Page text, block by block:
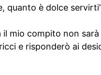
quanto è dolce
mio compito non
e risponderò ai